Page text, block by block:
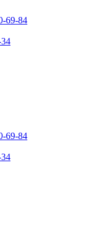
69-84
69-84